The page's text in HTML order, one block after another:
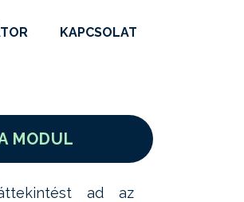
KAPCSOLAT
MODUL
ad az